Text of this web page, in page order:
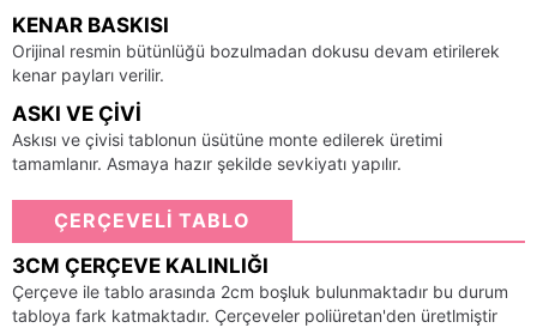
KENAR BASKISI
Orijinal resmin bütünlüğü bozulmadan dokusu devam etirilerek
kenar payları verilir.
ASKI VE ÇIVI
Askısı ve çivisi tablonun üsütüne monte edilerek üretimi
tamamlanır. Asmaya hazır şekilde sevkiyatı yapılır.
ÇERÇEVELİ TABLO
3CM ÇERÇEVE KALINLIĞI
Çerçeve ile tablo arasında 2cm boşluk bulunmaktadır bu durum
tabloya fark katmaktadır. Çerçeveler poliüretan'den üretlmiştir